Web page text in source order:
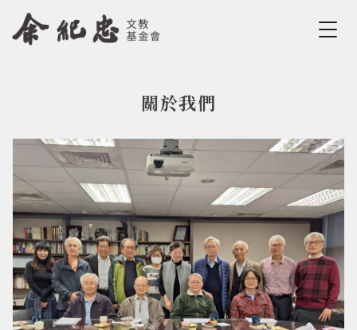
Jump to Navigation
Jump to Main content
關於我們